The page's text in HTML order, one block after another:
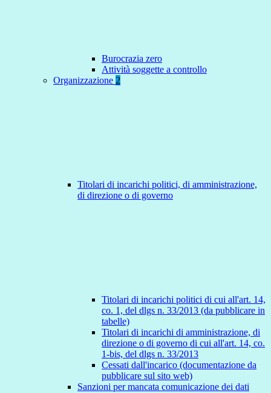
Burocrazia zero
Attività soggette a controllo
Organizzazione 2
Titolari di incarichi politici, di amministrazione,
di direzione o di governo
Titolari di incarichi politici di cui all'art. 14,
co. 1, del dlgs n. 33/2013 (da pubblicare in
tabelle)
Titolari di incarichi di amministrazione, di
direzione o di governo di cui all'art. 14, co.
1-bis, del dlgs n. 33/2013
Cessati dall'incarico (documentazione da
pubblicare sul sito web)
Sanzioni per mancata comunicazione dei dati